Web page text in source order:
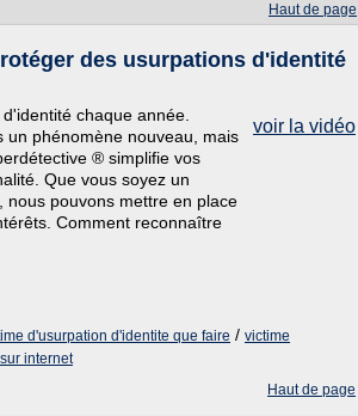
Haut de page
des usurpations d'identité
voir la vidéo
chaque année.
un phénomène nouveau, mais
® simplifie vos
Que vous soyez un
nous pouvons mettre en place
Comment reconnaître
d'usurpation d'identite que faire / victime
internet
Haut de page